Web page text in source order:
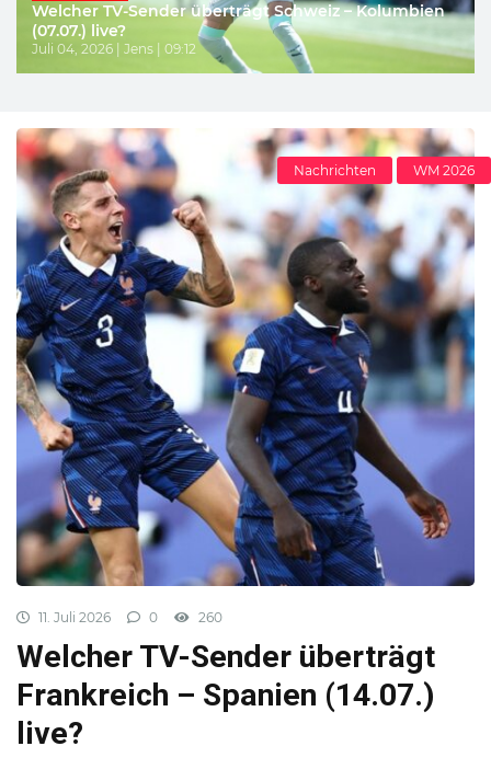
Welcher TV-Sender überträgt Schweiz – Kolumbien
(07.07.) live?
Juli 04, 2026 | Jens | 09:12
Nachrichten WM 2026
11. Juli 2026 0 260
Welcher TV-Sender überträgt
Frankreich – Spanien (14.07.)
live?